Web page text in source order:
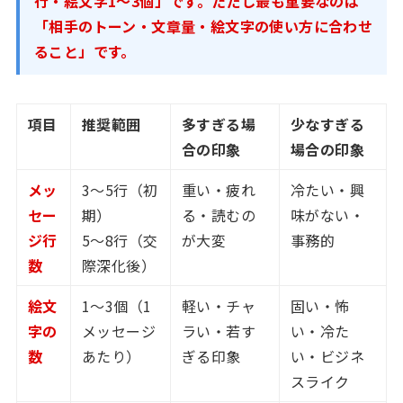
「相手のトーン・文章量・絵文字の使い方に合わせ
ること」です。
項目 推奨範囲
多すぎる場
合の印象
少なすぎる
場合の印象
メッ
セー
ジ行
数
3〜5行（初
期）
5〜8行（交
際深化後）
重い・疲れ
る・読むの
が大変
冷たい・興
味がない・
事務的
絵文
字の
数
1〜3個（1
メッセージ
あたり）
軽い・チャ
ラい・若す
ぎる印象
固い・怖
い・冷た
い・ビジネ
スライク